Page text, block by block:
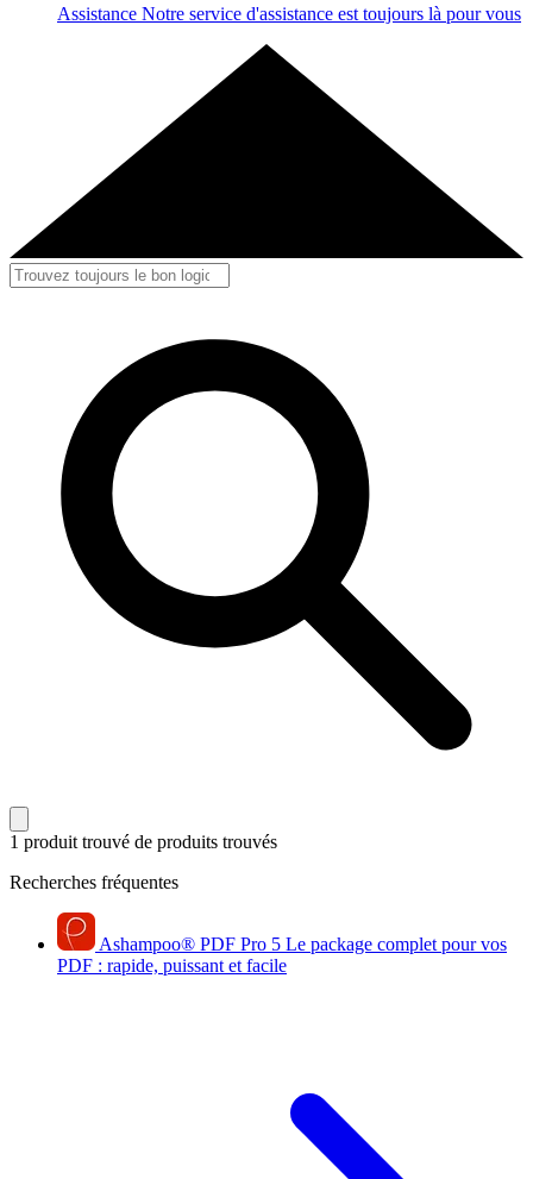
Assistance Notre service d'assistance est toujours là pour vous
1 produit trouvé de produits trouvés
Recherches fréquentes
Ashampoo® PDF Pro 5 Le package complet pour vos
PDF : rapide, puissant et facile